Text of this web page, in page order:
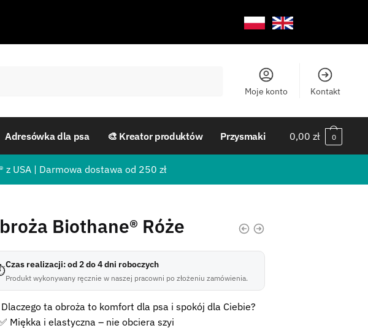
Moje konto Kontakt
Adresówka dla psa 🎨 Kreator produktów Przysmaki 0,00zł 0
USA | Darmowa dostawa od 250 zł
Biothane® Róże
Czas realizacji: od 2 do 4 dni roboczych
Produkt wykonywany ręcznie w naszej pracowni po złożeniu zamówienia.
ta obroża to komfort dla psa i spokój dla Ciebie?
Miękka i elastyczna – nie obciera szyi